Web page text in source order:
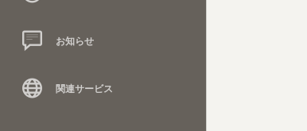
お知らせ
関連サービス